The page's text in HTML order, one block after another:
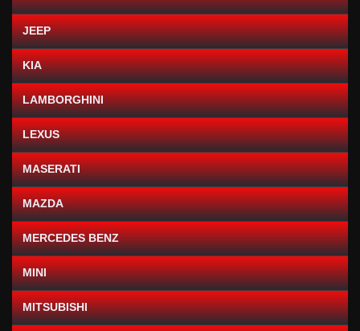
JEEP
KIA
LAMBORGHINI
LEXUS
MASERATI
MAZDA
MERCEDES BENZ
MINI
MITSUBISHI